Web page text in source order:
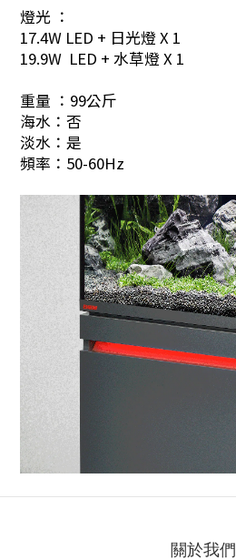
燈光 ：
17.4W LED + 日光燈 X 1
19.9W LED + 水草燈 X 1
重量 ：99公斤
海水：否
淡水：是
頻率：50-60Hz
關於我們